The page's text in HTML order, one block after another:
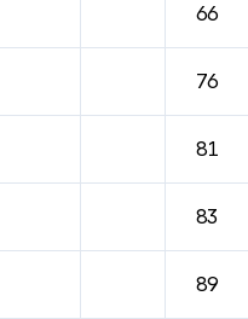
66
76
81
83
89